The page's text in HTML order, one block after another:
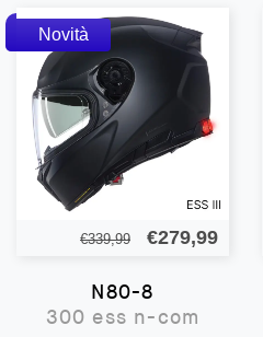
€339,99
Il
originale
era:
€279,99Il
N80-8
300 ess n-com